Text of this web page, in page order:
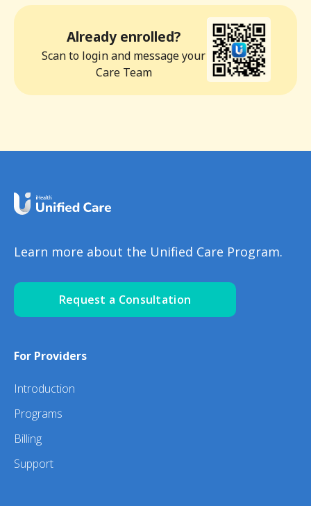
Already enrolled?
Scan to login and message your
Care Team
Learn more about the Unified Care Program.
Request a Consultation
For Providers
Introduction
Programs
Billing
Support